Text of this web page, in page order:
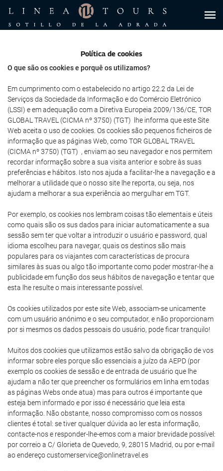
Política de cookies
O que são os cookies e porquê os utilizamos?
Em cumprimento com o estabelecido no artigo 22.2 da Lei de
Serviços da Sociedade da Informação e do Comércio Eletrónico
(LSSI) e em adequação com a Diretiva Europeia 2009/136/CE, TOR
GLOBAL TRAVEL (CICMA nº 3750) (TGT) lhe informa que este Site
Web aceita o uso de cookies. Os cookies são pequenos ficheiros de
informação que as páginas Web, como TOR GLOBAL TRAVEL
(CICMA nº 3750) (TGT) , enviam ao seu navegador e nos permitem
recordar informação sobre a sua visita anterior e sobre às suas
preferências e hábitos. Isto nos ajuda a facilitar-lhe a navegação e a
melhorar a utilidade que o nosso site lhe reporta, ou seja, nos
ajudam a melhorar a sua experiência ao mergulhar em TGT.
Por exemplo, os cookies nos lembram coisas tão elementais e úteis
como quais são os sus dados para iniciar automaticamente a sua
sessão sem ter que voltar a introduzir o usuário e password, qual
idioma escolheu para navegar, quais os destinos são mais
populares para os viajantes com características de procura
similares às suas ou algo tão importante como poder mostrar-lhe a
publicidade em função dos seus hábitos de navegação e tentar que
esta lhe resulte o mais interessante possível.
Os cookies utilizados por este site Web, associam-se unicamente
com um usuário anónimo e o seu computador, e não proporcionam
por si mesmos os dados pessoais do usuário, pode ficar tranquilo!
Muitos dos cookies que utilizamos estão salvo da obrigação de vos
informar sobre eles porque são essenciais a juízo da AEPD (por
exemplo os cookies de sessão e de entrada de usuário que lhe
ajudam a não ter que preencher os formulários em linha em todas
as páginas Webs onde atua) mas para outros é importante que
esteja bem informado e por isso é necessário que leia esta
informação. Não obstante, nosso compromisso com os nossos
clientes é total: se tiver qualquer dúvida ao ler esta informação,
contacte-nos e responder-lhe-emos com a maior brevidade possível:
por correio a C/ Glorieta de Quevedo, 9, 28015 Madrid, ou por e-mail
ao endereço customerservice@onlinetravel.es